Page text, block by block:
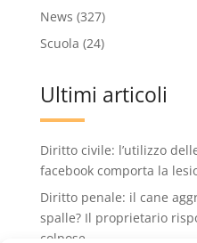
News (327)
Scuola (24)
Ultimi articoli
Diritto civile: l’utilizzo
facebook comporta la
Diritto penale: il cane
spalle? Il proprietario
colpose.